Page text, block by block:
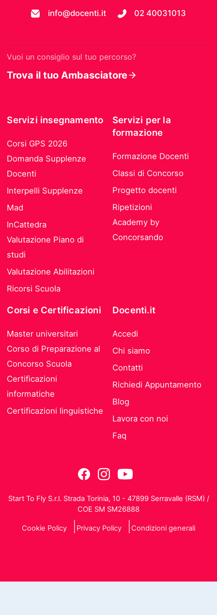
info@docenti.it 02 40031013
Vuoi un consiglio sul tuo percorso?
Trova il tuo Ambasciatore
Servizi insegnamento
Corsi GPS 2026
Domanda Supplenze
Docenti
Interpelli Supplenze
Mad
InCattedra
Valutazione Piano di
studi
Valutazione Abilitazioni
Ricorsi Scuola
Servizi per la
formazione
Formazione Docenti
Classi di Concorso
Progetto docenti
Ripetizioni
Academy by
Concorsando
Corsi e Certificazioni
Master universitari
Corso di Preparazione al
Concorso Scuola
Certificazioni
informatiche
Certificazioni linguistiche
Docenti.it
Accedi
Chi siamo
Contatti
Richiedi Appuntamento
Blog
Lavora con noi
Faq
Start To Fly S.r.l. Strada Torinia, 10 - 47899 Serravalle (RSM) /
COE SM SM26888
Cookie Policy Privacy Policy Condizioni generali